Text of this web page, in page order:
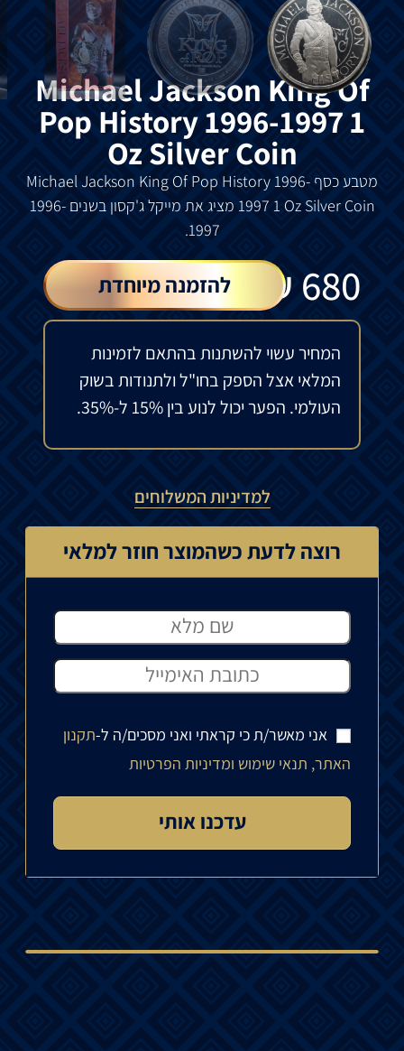
Michael Jackson King Of
Pop History 1996-1997 1
Oz Silver Coin
מטבעכסף Michael Jackson King Of Pop History 1996-
1997 1 Oz Silver Coin מציג את מייקלג'קסון בשנים 1996-
1997.
680
₪ להזמנה מיוחדת
המחיר עשוי להשתנות בהתאם לזמינות
המלאי אצל הספק בחו"ל ולתנודות בשוק
העולמי. הפער יכול לנוע בין 15% ל-35%.
למדיניות המשלוחים
רוצה לדעת כשהמוצר חוזר למלאי
אני מאשר/ת כי קראתי ואני מסכים/ה ל-תקנון
האתר, תנאי שימוש ומדיניות הפרטיות